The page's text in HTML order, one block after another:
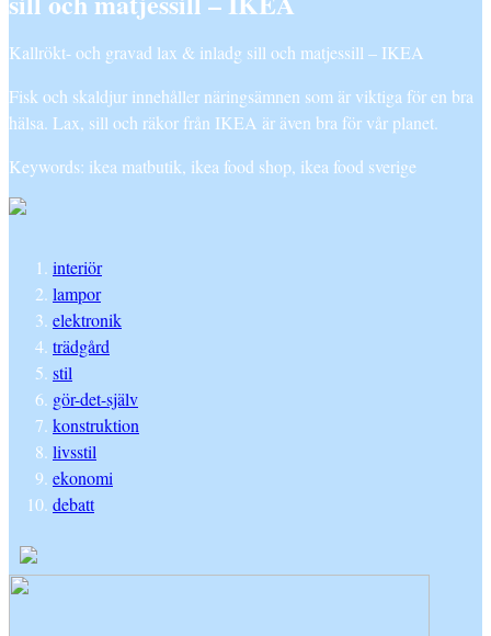
Kallrökt- och gravad lax & inladg sill och matjessill – IKEA
Fisk och skaldjur innehåller näringsämnen som är viktiga för en bra
hälsa. Lax, sill och räkor från IKEA är även bra för vår planet.
Keywords: ikea matbutik, ikea food shop, ikea food sverige
interiör
lampor
elektronik
trädgård
stil
gör-det-själv
konstruktion
livsstil
ekonomi
debatt